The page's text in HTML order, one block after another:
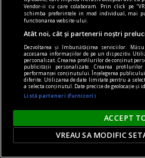
fashion
Cum s-a transformat
lungul marilor epoci
Modul de a se îmbrăca
timpului a reflectat
transformările societății
Vendor-ii cu care colaboram. Prin click pe
schimba preferintele in mod individual, mai
functionarea website-ului.
Atât noi, cât și partenerii noștri
Dezvoltarea și îmbunătățirea serviciilor.
accesarea informațiilor de pe un dispozitiv.
personalizat. Crearea profilurilor de conținut
publicității personalizate. Crearea
performanței conținutului. Înțelegerea
diferite. Utilizarea de date limitate pentru a
a selecta conținutul. Date precise de geolocație
Listă parteneri (furnizori)
ACCEPT
VREAU SA MODIFIC